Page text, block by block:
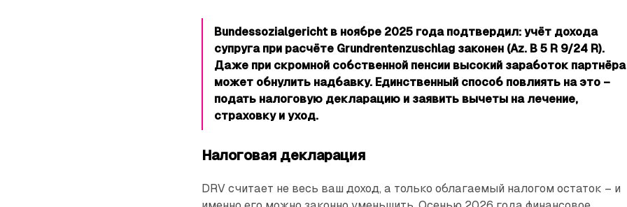
Bundessozialgericht в ноябре 2025 года подтвердил: учёт дохода
супруга при расчёте Grundrentenzuschlag законен (Az. B 5 R 9/24 R).
Даже при скромной собственной пенсии высокий заработок партнёра
может обнулить надбавку. Единственный способ повлиять на это –
подать налоговую декларацию и заявить вычеты на лечение,
страховку и уход.
Налоговая декларация
DRV считает не весь ваш доход, а только облагаемый налогом остаток – и